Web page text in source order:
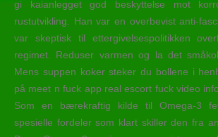
gi kaianlegget god beskyttelse mot
rustutvikling. Han var en overbevist anti-
var skeptisk til ettergivelsespolitikken
regimet. Reduser varmen og la det
Mens suppen koker steker du bollene i
på meet n fuck app real escort fuck video
Som en bærekraftig kilde til Omega-3
spesielle fordeler som klart skiller den fra